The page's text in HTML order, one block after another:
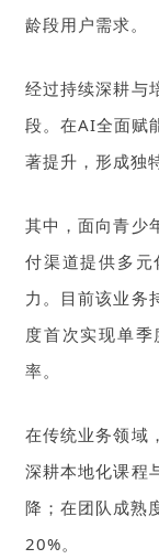
龄段用户需求。
经过持续深耕与
段。在AI全面赋
著提升，形成独
其中，面向青少
付渠道提供多
力。目前该业务
度首次实现单
率。
在传统业务领域
深耕本地化课程
降；在团队成熟
20%。